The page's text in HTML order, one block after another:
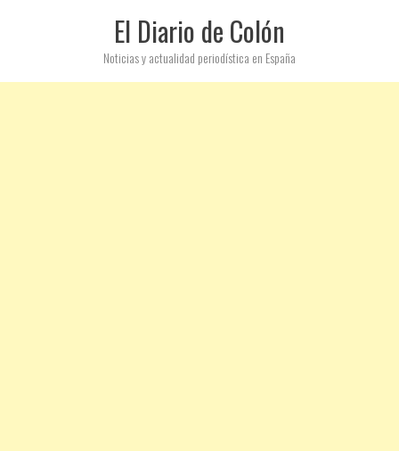
El Diario de Colón
Noticias y actualidad periodística en España